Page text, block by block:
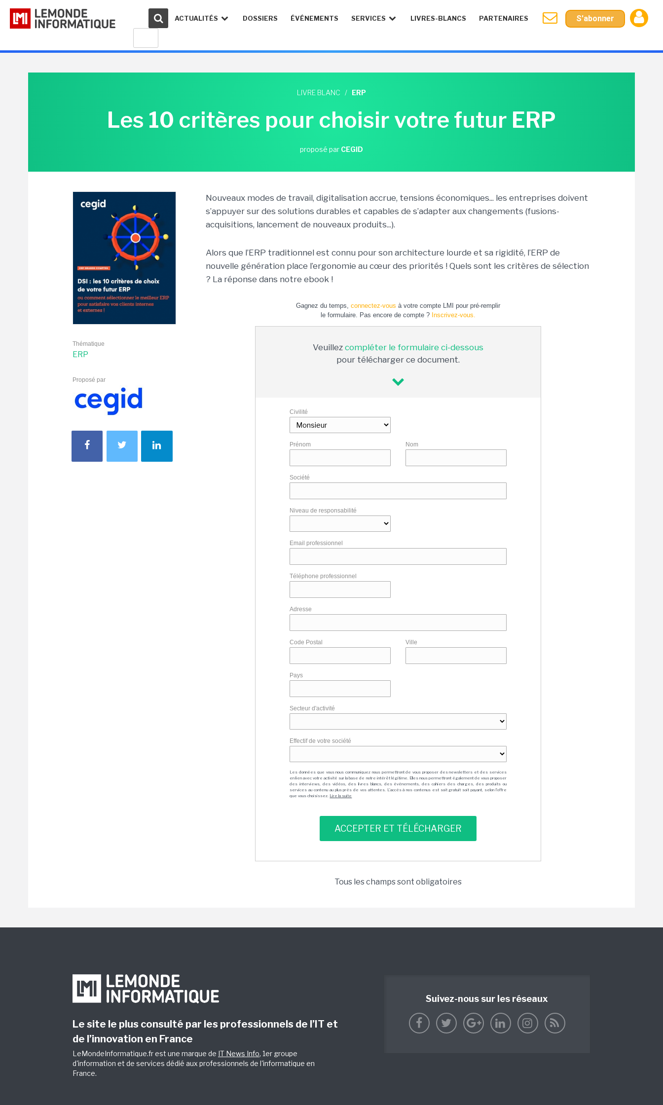
ACTUALITÉS DOSSIERS ÉVÉNEMENTS SERVICES LIVRES-BLANCS PARTENAIRES S'abonner
LIVRE BLANC / ERP
Les 10 critères pour choisir votre futur ERP
proposé par CEGID
Thématique
ERP
Proposé par
Nouveaux modes de travail, digitalisation accrue, tensions économiques... les entreprises doivent
s’appuyer sur des solutions durables et capables de s’adapter aux changements (fusions-
acquisitions, lancement de nouveaux produits...).
Alors que l’ERP traditionnel est connu pour son architecture lourde et sa rigidité, l’ERP de
nouvelle génération place l’ergonomie au cœur des priorités ! Quels sont les critères de sélection
? La réponse dans notre ebook !
Gagnez du temps, connectez-vous à votre compte LMI pour pré-remplir
le formulaire. Pas encore de compte ? Inscrivez-vous.
Veuillez compléter le formulaire ci-dessous
pour télécharger ce document.
Civilité
Prénom Nom
Société
Niveau de responsabilité
Email professionnel
Téléphone professionnel
Adresse
Code Postal Ville
Pays
Secteur d'activité
Effectif de votre société
Les données que vous nous communiquez nous permettront de vous proposer des newsletters et des services
en lien avec votre activité sur la base de notre intérêt légitime. Elles nous permettront également de vous proposer
des interviews, des vidéos, des livres blancs, des événements, des cahiers des charges, des produits ou
services au contenu au plus près de vos attentes. L'accès à nos contenus est soit gratuit soit payant, selon l'offre
que vous choisissez. Lire la suite
Tous les champs sont obligatoires
Le site le plus consulté par les professionnels de l’IT et
de l’innovation en France
LeMondeInformatique.fr est une marque de IT News Info, 1er groupe
d'information et de services dédié aux professionnels de l'informatique en
France.
Suivez-nous sur les réseaux